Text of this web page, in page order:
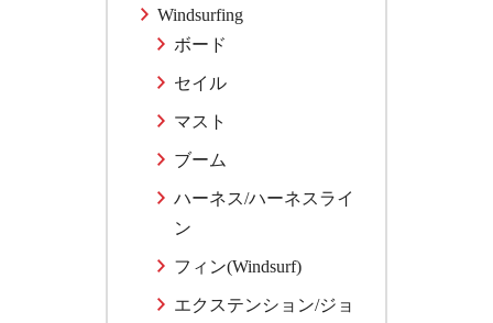
Windsurfing
ボード
セイル
マスト
ブーム
ハーネス/ハーネスライ
ン
フィン(Windsurf)
エクステンション/ジョ